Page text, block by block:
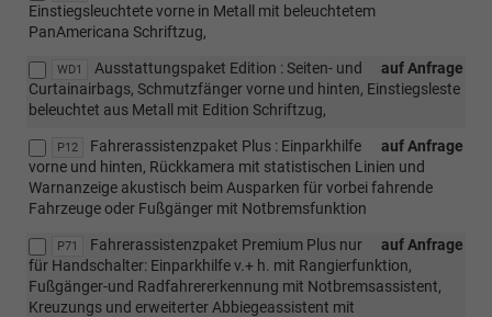
Einstiegsleuchtete vorne in Metall mit beleuchtetem
PanAmericana Schriftzug,
WD1 auf Anfrage
Ausstattungspaket Edition : Seiten- und
Curtainairbags, Schmutzfänger vorne und hinten, Einstiegsleste
beleuchtet aus Metall mit Edition Schriftzug,
P12 auf Anfrage
Fahrerassistenzpaket Plus : Einparkhilfe
vorne und hinten, Rückkamera mit statistischen Linien und
Warnanzeige akustisch beim Ausparken für vorbei fahrende
Fahrzeuge oder Fußgänger mit Notbremsfunktion
P71 auf Anfrage
Fahrerassistenzpaket Premium Plus nur
für Handschalter: Einparkhilfe v.+ h. mit Rangierfunktion,
Fußgänger-und Radfahrererkennung mit Notbremsassistent,
Kreuzungs und erweiterter Abbiegeassistent mit